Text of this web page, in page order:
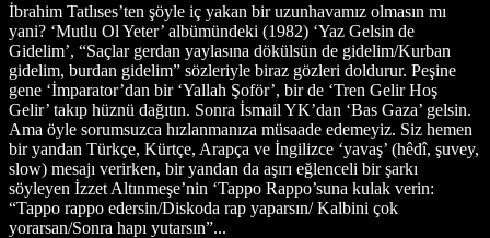
İbrahim Tatlıses’ten şöyle iç yakan bir uzunhavamız olmasın mı
yani? ‘Mutlu Ol Yeter’ albümündeki (1982) ‘Yaz Gelsin de
Gidelim’, “Saçlar gerdan yaylasına dökülsün de gidelim/Kurban
gidelim, burdan gidelim” sözleriyle biraz gözleri doldurur. Peşine
gene ‘İmparator’dan bir ‘Yallah Şoför’, bir de ‘Tren Gelir Hoş
Gelir’ takıp hüznü dağıtın. Sonra İsmail YK’dan ‘Bas Gaza’ gelsin.
Ama öyle sorumsuzca hızlanmanıza müsaade edemeyiz. Siz hemen
bir yandan Türkçe, Kürtçe, Arapça ve İngilizce ‘yavaş’ (hêdî, şuvey,
slow) mesajı verirken, bir yandan da aşırı eğlenceli bir şarkı
söyleyen İzzet Altınmeşe’nin ‘Tappo Rappo’suna kulak verin:
“Tappo rappo edersin/Diskoda rap yaparsın/ Kalbini çok
yorarsan/Sonra hapı yutarsın”...